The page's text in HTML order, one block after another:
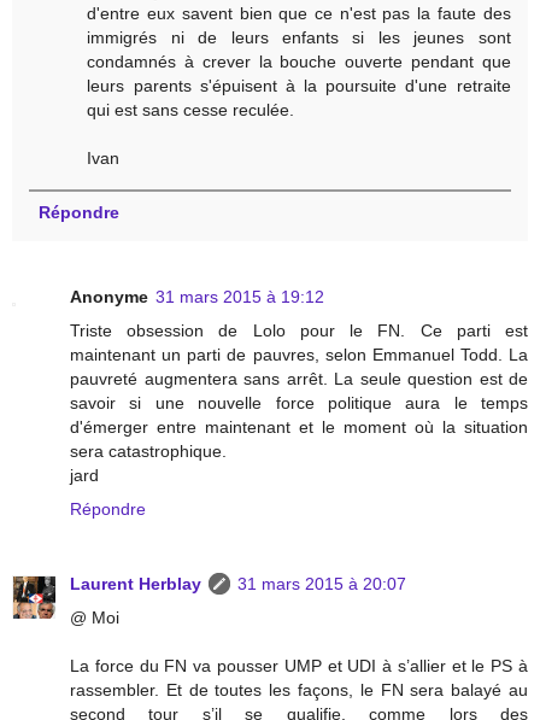
d'entre eux savent bien que ce n'est pas la faute des
immigrés ni de leurs enfants si les jeunes sont
condamnés à crever la bouche ouverte pendant que
leurs parents s'épuisent à la poursuite d'une retraite
qui est sans cesse reculée.
Ivan
Répondre
Anonyme 31 mars 2015 à 19:12
Triste obsession de Lolo pour le FN. Ce parti est
maintenant un parti de pauvres, selon Emmanuel Todd. La
pauvreté augmentera sans arrêt. La seule question est de
savoir si une nouvelle force politique aura le temps
d'émerger entre maintenant et le moment où la situation
sera catastrophique.
jard
Répondre
Laurent Herblay
31 mars 2015 à 20:07
@ Moi
La force du FN va pousser UMP et UDI à s’allier et le PS à
rassembler. Et de toutes les façons, le FN sera balayé au
second tour s’il se qualifie, comme lors des